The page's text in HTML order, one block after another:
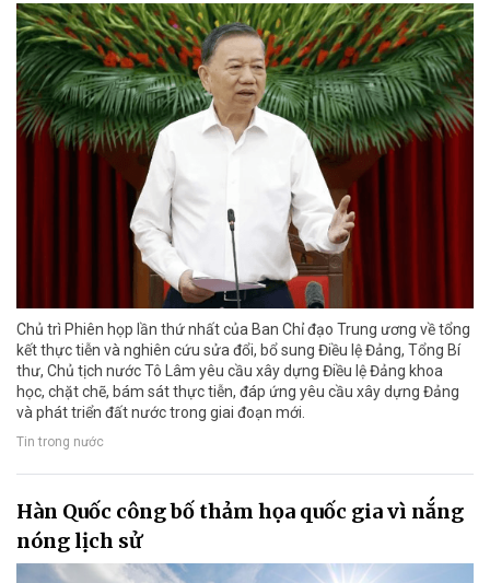
Chủ trì Phiên họp lần thứ nhất của Ban Chỉ đạo Trung ương về tổng
kết thực tiễn và nghiên cứu sửa đổi, bổ sung Điều lệ Đảng, Tổng Bí
thư, Chủ tịch nước Tô Lâm yêu cầu xây dựng Điều lệ Đảng khoa
học, chặt chẽ, bám sát thực tiễn, đáp ứng yêu cầu xây dựng Đảng
và phát triển đất nước trong giai đoạn mới.
Tin trong nước
Hàn Quốc công bố thảm họa quốc gia vì nắng
nóng lịch sử